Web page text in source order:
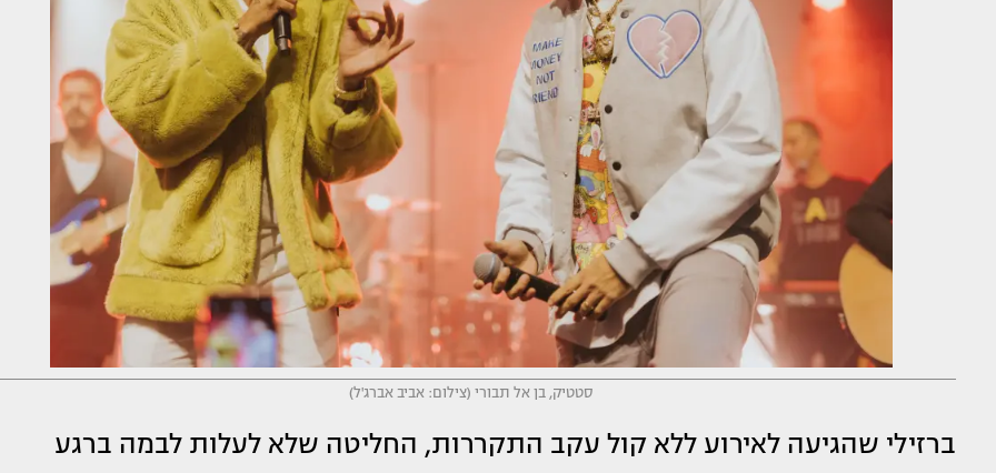
סטטיק, בן אל תבורי (צילום: אביב אברג'ל)
ברזילי שהגיעה לאירוע ללא קול עקב התקררות, החליטה שלא לעלות לבמה ברגע